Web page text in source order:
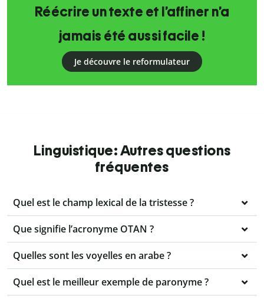
Réécrire un texte et l’affiner n’a
jamais été aussi facile !
Je découvre le reformulateur
Linguistique: Autres questions
fréquentes
Quel est le champ lexical de la tristesse ?
Que signifie l’acronyme OTAN ?
Quelles sont les voyelles en arabe ?
Quel est le meilleur exemple de paronyme ?